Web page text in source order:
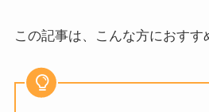
この記事は、こんな方におすす